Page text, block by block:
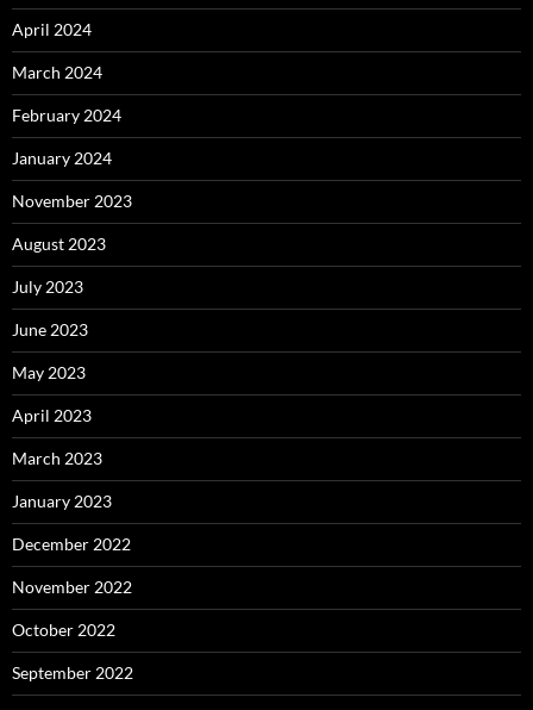
April 2024
March 2024
February 2024
January 2024
November 2023
August 2023
July 2023
June 2023
May 2023
April 2023
March 2023
January 2023
December 2022
November 2022
October 2022
September 2022